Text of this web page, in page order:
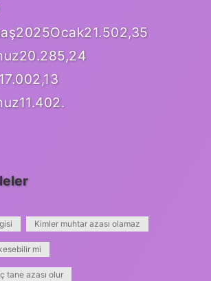
Kimler muhtar azası olamaz
mi
tane azası olur